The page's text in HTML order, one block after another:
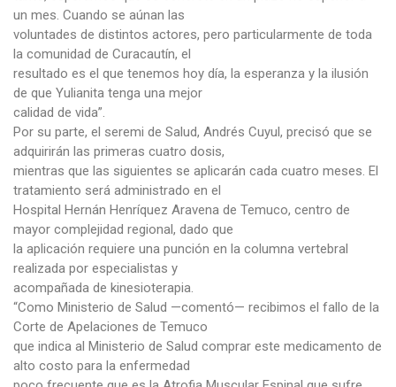
un mes. Cuando se aúnan las
voluntades de distintos actores, pero particularmente de toda
la comunidad de Curacautín, el
resultado es el que tenemos hoy día, la esperanza y la ilusión
de que Yulianita tenga una mejor
calidad de vida”.
Por su parte, el seremi de Salud, Andrés Cuyul, precisó que se
adquirirán las primeras cuatro dosis,
mientras que las siguientes se aplicarán cada cuatro meses. El
tratamiento será administrado en el
Hospital Hernán Henríquez Aravena de Temuco, centro de
mayor complejidad regional, dado que
la aplicación requiere una punción en la columna vertebral
realizada por especialistas y
acompañada de kinesioterapia.
“Como Ministerio de Salud —comentó— recibimos el fallo de la
Corte de Apelaciones de Temuco
que indica al Ministerio de Salud comprar este medicamento de
alto costo para la enfermedad